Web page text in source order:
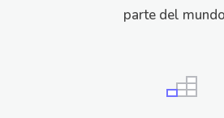
parte del